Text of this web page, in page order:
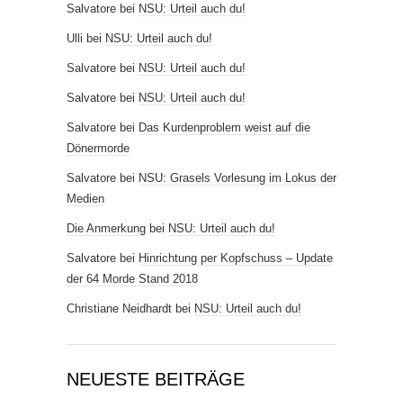
Salvatore bei NSU: Urteil auch du!
Ulli bei NSU: Urteil auch du!
Salvatore bei NSU: Urteil auch du!
Salvatore bei NSU: Urteil auch du!
Salvatore bei Das Kurdenproblem weist auf die
Dönermorde
Salvatore bei NSU: Grasels Vorlesung im Lokus der
Medien
Die Anmerkung bei NSU: Urteil auch du!
Salvatore bei Hinrichtung per Kopfschuss – Update
der 64 Morde Stand 2018
Christiane Neidhardt bei NSU: Urteil auch du!
NEUESTE BEITRÄGE